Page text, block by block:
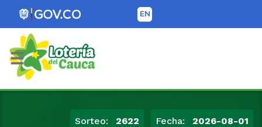
EN
Lotería del Cauca
Sorteo: 0008 Fecha: 2026-06-02